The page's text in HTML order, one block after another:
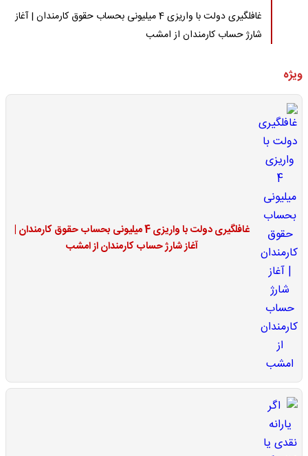
غافلگیری دولت با واریزی 4 میلیونی بحساب حقوق کارمندان | آغاز
شارژ حساب کارمندان از امشب
ویژه
غافلگیری دولت با واریزی 4 میلیونی بحساب حقوق کارمندان |
آغاز شارژ حساب کارمندان از امشب